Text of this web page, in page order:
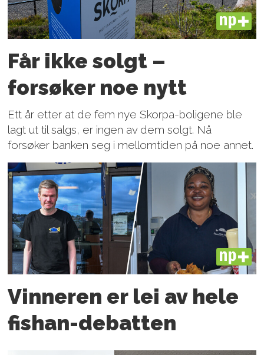
PLUS
Får ikke solgt –
forsøker noe nytt
Ett år etter at de fem nye Skorpa-boligene ble
lagt ut til salgs, er ingen av dem solgt. Nå
forsøker banken seg i mellomtiden på noe annet.
PLUS
Vinneren er lei av hele
fishan-debatten